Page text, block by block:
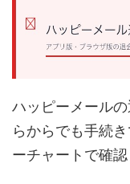
ハッピーメール
らからでも手続
ーチャートで確認